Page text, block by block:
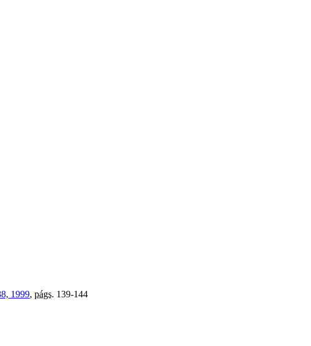
1999, págs. 139-144